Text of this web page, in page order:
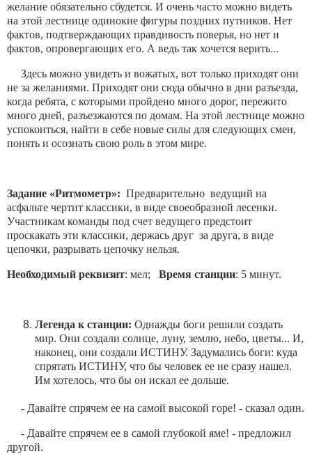
желание обязательно сбудется. И очень часто можно видеть
на этой лестнице одинокие фигуры поздних путников. Нет
фактов, подтверждающих правдивость поверья, но нет и
фактов, опровергающих его. А ведь так хочется верить...
Здесь можно увидеть и вожатых, вот только приходят они
не за желаниями. Приходят они сюда обычно в дни разъезда,
когда ребята, с которыми пройдено много дорог, пережито
много дней, разъезжаются по домам. На этой лестнице можно
успокоиться, найти в себе новые силы для следующих смен,
понять и осознать свою роль в этом мире.
Задание «Ритмометр»: Предварительно ведущий на
асфальте чертит классики, в виде своеобразной лесенки.
Участникам команды под счет ведущего предстоит
проскакать эти классики, держась друг за друга, в виде
цепочки, разрывать цепочку нельзя.
Необходимый реквизит: мел; Время станции: 5 минут.
Легенда к станции: Однажды боги решили создать
мир. Они создали солнце, луну, землю, небо, цветы... И,
наконец, они создали ИСТИНУ. Задумались боги: куда
спрятать ИСТИНУ, что бы человек ее не сразу нашел.
Им хотелось, что бы он искал ее дольше.
- Давайте спрячем ее на самой высокой горе! - сказал один.
- Давайте спрячем ее в самой глубокой яме! - предложил
другой.